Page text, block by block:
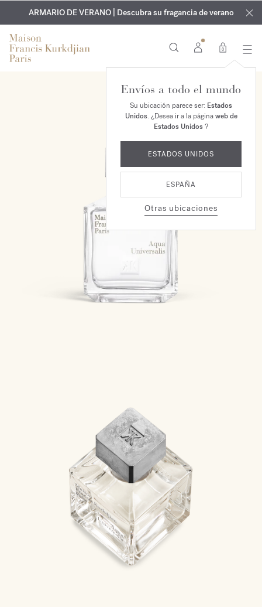
EXCLUSIVO | Descubra la nueva fragancia OUD
velvet mood
en su pedido*
GRABADO GRATUITO | En todas las fragancias y aceites
corporales hasta el 9 de agosto
ARMARIO DE VERANO | Descubra su fragancia de verano
0
Envíos a todo el mundo
Su ubicación parece ser: Estados
Unidos. ¿Desea ir a la páginaweb de
Estados Unidos?
ESTADOS UNIDOS
ESPAÑA
Otras ubicaciones